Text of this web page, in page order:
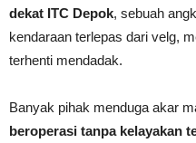
dekat ITC Depok, sebuah
kendaraan terlepas dari velg,
terhenti mendadak.
Banyak pihak menduga akar
beroperasi tanpa kelayakan